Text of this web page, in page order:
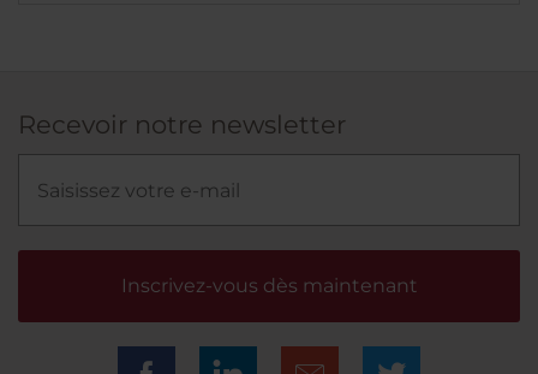
Recevoir notre newsletter
Inscrivez-vous dès maintenant